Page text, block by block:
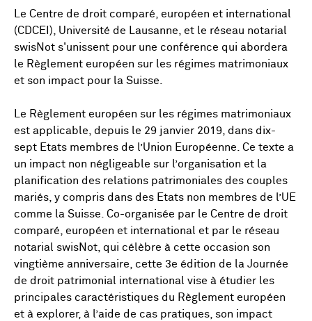
Le Centre de droit comparé, européen et international
(CDCEI), Université de Lausanne, et le réseau notarial
swisNot s'unissent pour une conférence qui abordera
le Règlement européen sur les régimes matrimoniaux
et son impact pour la Suisse.
Le Règlement européen sur les régimes matrimoniaux
est applicable, depuis le 29 janvier 2019, dans dix-
sept Etats membres de l’Union Européenne. Ce texte a
un impact non négligeable sur l’organisation et la
planification des relations patrimoniales des couples
mariés, y compris dans des Etats non membres de l’UE
comme la Suisse. Co-organisée par le Centre de droit
comparé, européen et international et par le réseau
notarial swisNot, qui célèbre à cette occasion son
vingtième anniversaire, cette 3e édition de la Journée
de droit patrimonial international vise à étudier les
principales caractéristiques du Règlement européen
et à explorer, à l’aide de cas pratiques, son impact